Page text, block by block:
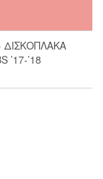
ΔΙΣΚΟΠΛΑΚΑ
’17-’18